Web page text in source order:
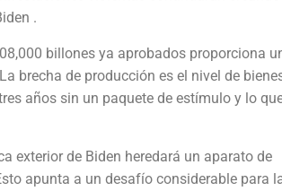
.
billones ya aprobados proporciona
brecha de producción es el nivel de
años sin un paquete de estímulo y lo
exterior de Biden heredará un aparato de
apunta a un desafío considerable para